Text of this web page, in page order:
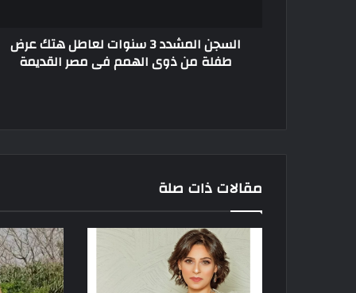
السجن المشدد 3 سنوات لعاطل هتك عرض
طفلة من ذوى الهمم فى مصر القديمة
مقالات ذات صلة